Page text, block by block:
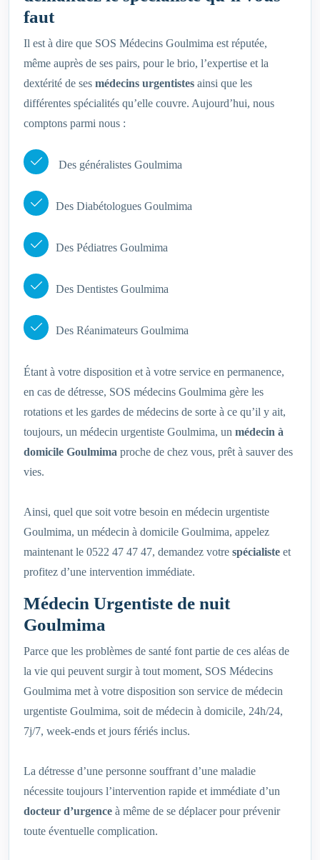
faut
Il est à dire que SOS Médecins Goulmima est réputée,
même auprès de ses pairs, pour le brio, l’expertise et la
dextérité de ses médecins urgentistes ainsi que les
différentes spécialités qu’elle couvre. Aujourd’hui, nous
comptons parmi nous :
Des généralistes Goulmima
Des Diabétologues Goulmima
Des Pédiatres Goulmima
Des Dentistes Goulmima
Des Réanimateurs Goulmima
Étant à votre disposition et à votre service en permanence,
en cas de détresse, SOS médecins Goulmima gère les
rotations et les gardes de médecins de sorte à ce qu’il y ait,
toujours, un médecin urgentiste Goulmima, un médecin à
domicile Goulmima proche de chez vous, prêt à sauver des
vies.
Ainsi, quel que soit votre besoin en médecin urgentiste
Goulmima, un médecin à domicile Goulmima, appelez
maintenant le 0522 47 47 47, demandez votre spécialiste et
profitez d’une intervention immédiate.
Médecin Urgentiste de nuit
Goulmima
Parce que les problèmes de santé font partie de ces aléas de
la vie qui peuvent surgir à tout moment, SOS Médecins
Goulmima met à votre disposition son service de médecin
urgentiste Goulmima, soit de médecin à domicile, 24h/24,
7j/7, week-ends et jours fériés inclus.
La détresse d’une personne souffrant d’une maladie
nécessite toujours l’intervention rapide et immédiate d’un
docteur d’urgence à même de se déplacer pour prévenir
toute éventuelle complication.